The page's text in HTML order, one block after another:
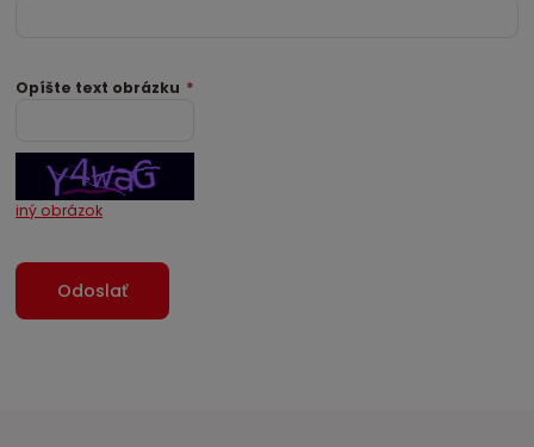
Opíšte text obrázku *
iný obrázok